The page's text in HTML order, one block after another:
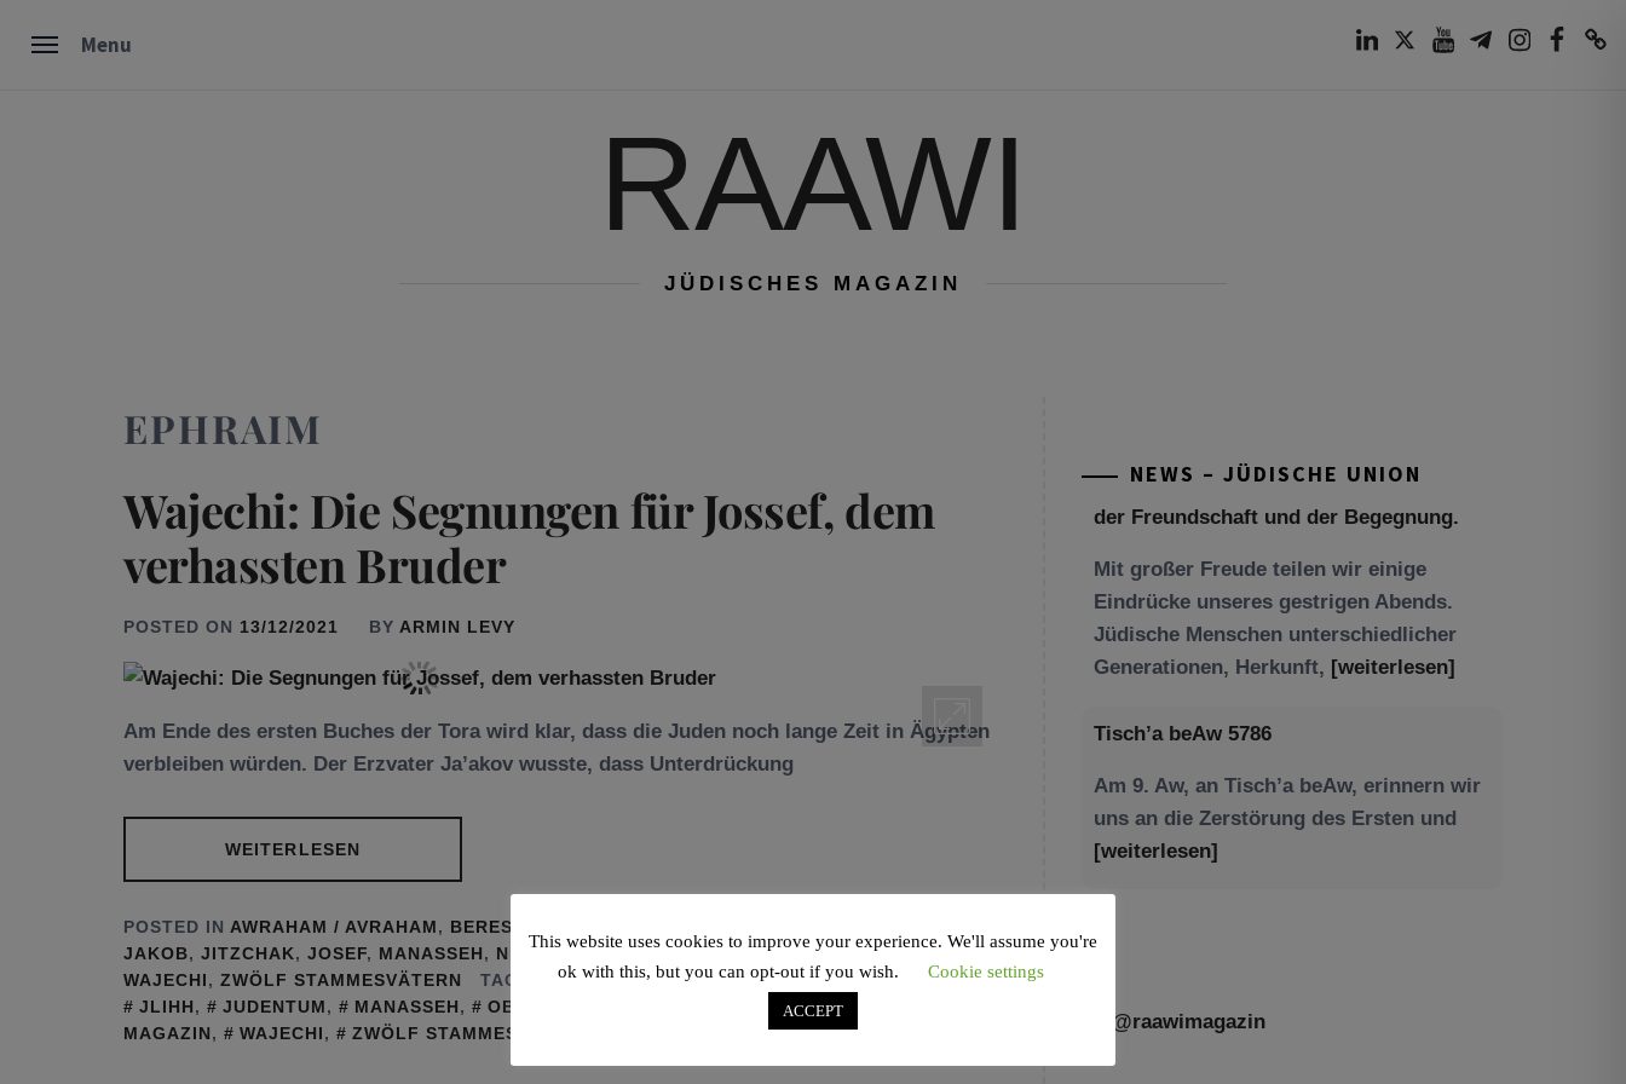
Menu
RAAWI
JÜDISCHES MAGAZIN
EPHRAIM
Wajechi: Die Segnungen für Jossef, dem
verhassten Bruder
POSTED ON 13/12/2021 BY ARMIN LEVY
Am Ende des ersten Buches der Tora wird klar, dass die Juden noch lange Zeit in Ägypten
verbleiben würden. Der Erzvater Ja’akov wusste, dass Unterdrückung
WEITERLESEN
POSTED IN AWRAHAM / AVRAHAM, BERESCHIT
JAKOB, JITZCHAK, JOSEF, MANASSEH, NEWS, OBERRABBINER RAPHAEL EVERS,RABBINER ,
WAJECHI, ZWÖLF STAMMESVÄTERN TAGGED IN EPHRAIM, HAMBURG, JGHH, JLIDE,
JLIHH, JUDENTUM, MANASSEH, OBERRABBINER EVERS RAAWI,
RAAWI. JÜDISCHES
MAGAZIN, WAJECHI, ZWÖLF STAMMESVÄTERN
NEWS – JÜDISCHE UNION
Generationen, Herkunft,[weiterlesen]
Am 9. Aw, an Tisch’a beAw, erinnern wir
uns an die Zerstörung des Ersten und
[weiterlesen]
@raawimagazin
This website uses cookies to improve your experience. We'll assume you're
ok with this, but you can opt-out if you wish.
Cookie settings
ACCEPT